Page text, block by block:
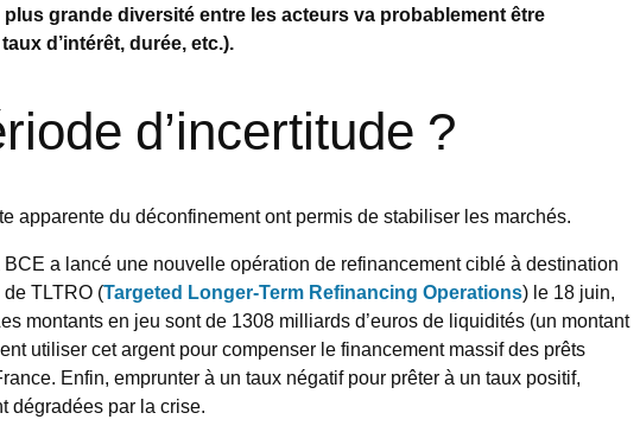
plus grande diversité entre les acteurs va probablement être
d’intérêt, durée, etc.).
d’incertitude ?
apparente du déconfinement ont permis de stabiliser les marchés.
a lancé une nouvelle opération de refinancement ciblé à destination
TLTRO (Targeted Longer-Term Refinancing Operations) le 18 juin,
montants en jeu sont de 1308 milliards d’euros de liquidités (un montant
utiliser cet argent pour compenser le financement massif des prêts
Enfin, emprunter à un taux négatif pour prêter à un taux positif,
dégradées par la crise.